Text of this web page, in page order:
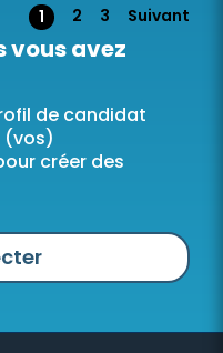
Page
1 2 3 Suivant
vous avez
de candidat
(vos)
créer des